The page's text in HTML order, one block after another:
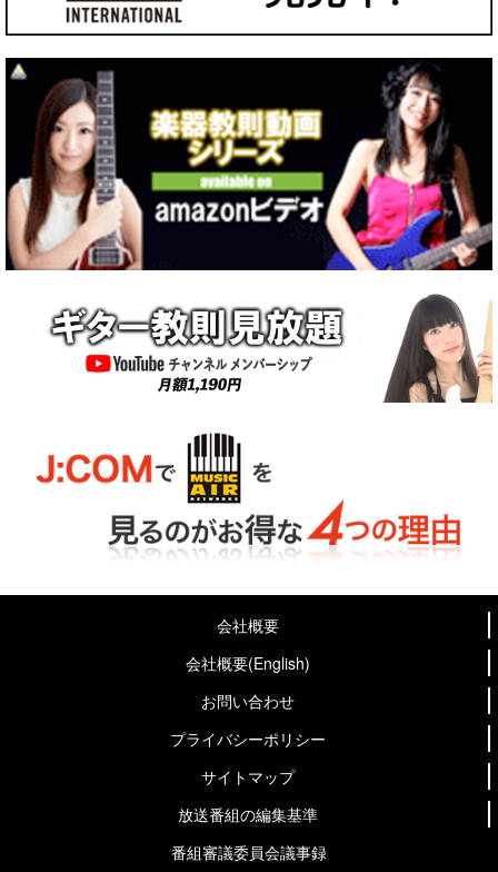
会社概要
会社概要(English)
お問い合わせ
プライバシーポリシー
サイトマップ
放送番組の編集基準
番組審議委員会議事録